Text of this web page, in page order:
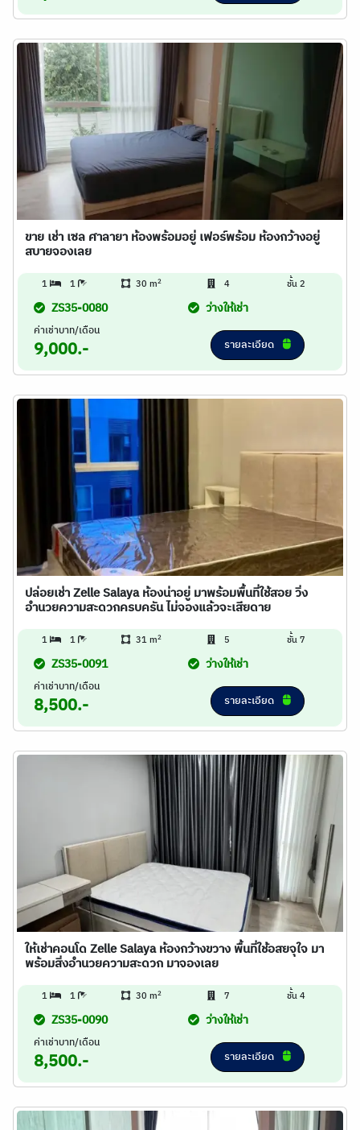
ขาย เช่า เซล ศาลายา ห้องพร้อมอยู่ เฟอร์พร้อม ห้องกว้างอยู่
สบายจองเลย
1 1 30 m2 4 ชั้น 2
ZS35-0080 ว่างให้เช่า
ค่าเช่าบาท/เดือน
9,000.- รายละเอียด
ปล่อยเช่า Zelle Salaya ห้องน่าอยู่ มาพร้อมพื้นที่ใช้สอย วิ่ง
อำนวยความสะดวกครบครัน ไม่จองแล้วจะเสียดาย
1 1 31 m2 5 ชั้น 7
ZS35-0091 ว่างให้เช่า
ค่าเช่าบาท/เดือน
8,500.- รายละเอียด
ให้เช่าคอนโด Zelle Salaya ห้องกว้างขวาง พื้นที่ใช้อสยจุใจ มา
พร้อมสิ่งอำนวยความสะดวก มาจองเลย
1 1 30 m2 7 ชั้น 4
ZS35-0090 ว่างให้เช่า
ค่าเช่าบาท/เดือน
8,500.- รายละเอียด